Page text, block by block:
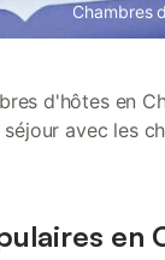
Chambres
d'hôtes en
séjour avec les
en